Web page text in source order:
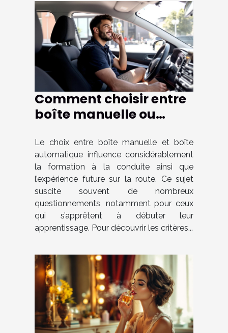
Comment choisir entre
boîte manuelle ou
votre formation de
conduite ?
Le choix entre boîte manuelle et boîte
automatique influence considérablement
la formation à la conduite ainsi que
l’expérience future sur la route. Ce sujet
suscite souvent de nombreux
questionnements, notamment pour ceux
qui s’apprêtent à débuter leur
apprentissage. Pour découvrir les critères...